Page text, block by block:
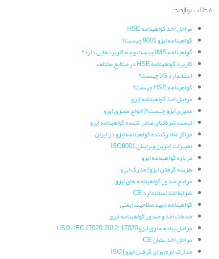
مطالب پربازدید
مراحل اخذ گواهینامه HSE
گواهینامه ایزو 9001 چیست؟
گواهینامه IMS چیست و چه کاربردهایی دارد؟
کاربرد گواهینامه HSE در صنایع مختلف
استاندارد 5S چیست؟
گواهینامه HSE چیست؟
مراحل اخذ گواهینامه ایزو
ممیزی ایزو چیست؟ | انواع ممیزی ایزو
لیست شرکتهای صادر کننده گواهینامه ایزو
مراکز صادرکننده گواهینامه ایزو در ایران
تغییرات آخرین ویرایش ISO9001
درباره گواهینامه ایزو
هزینه گرفتن ایزو | مدرک ایزو
مراجع صدور گواهینامه های ایزو
شرایط اخذ استاندارد CE
گواهینامه تایید صلاحیت ایمنی
خدمات اخذ و صدور گواهینامه ایزو
مراحل پیاده سازی ایزو 17020 (ISO/IEC 17020:2012)
مراحل اخذ نشان CE
مدارک لازم برای گرفتن ایزو | ISO